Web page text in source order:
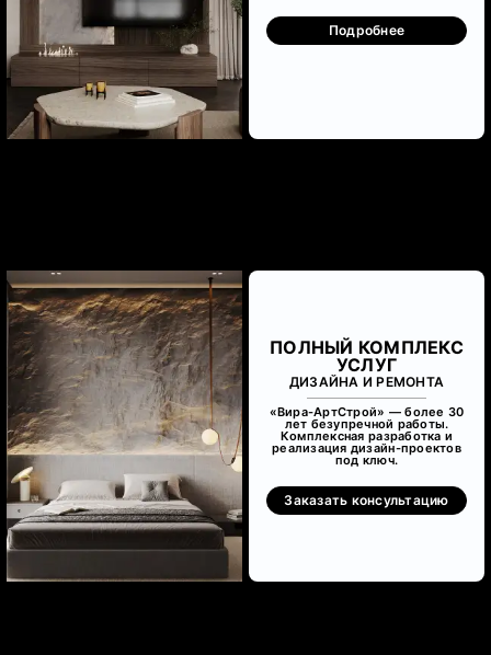
Подробнее
ПОЛНЫЙ КОМПЛЕКС
УСЛУГ
ДИЗАЙНА И РЕМОНТА
«Вира-АртСтрой» — более 30
лет безупречной работы.
Комплексная разработка и
реализация дизайн-проектов
под ключ.
Заказать консультацию